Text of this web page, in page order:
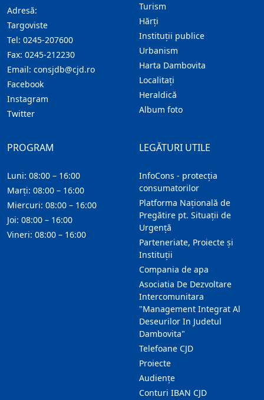
Adresă:
Targoviste
Tel: 0245-207600
Fax: 0245-212230
Email: consjdb@cjd.ro
Facebook
Instagram
Twitter
Turism
Hărţi
Instituţii publice
Urbanism
Harta Dambovita
Localitaţi
Heraldică
Album foto
LEGĂTURI UTILE
InfoCons - protecția
consumatorilor
Platforma Națională de
Pregătire pt. Situații de
Urgență
Parteneriate, Proiecte și
Instituții
Compania de apa
Asociatia De Dezvoltare
Intercomunitara
"Management Integrat Al
Deseurilor In Judetul
Dambovita"
Telefoane CJD
Proiecte
Audienţe
Conturi IBAN CJD
PROGRAM
Luni: 08:00 – 16:00
Marți: 08:00 – 16:00
Miercuri: 08:00 – 16:00
Joi: 08:00 – 16:00
Vineri: 08:00 – 16:00